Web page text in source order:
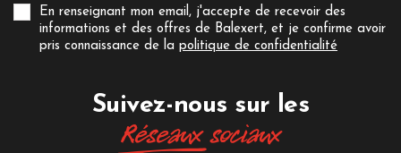
En renseignant mon email, j'accepte de recevoir des
informations et des offres de Balexert, et je confirme avoir
pris connaissance de la politique de confidentialité
Suivez-nous sur les
Réseauxsociaux